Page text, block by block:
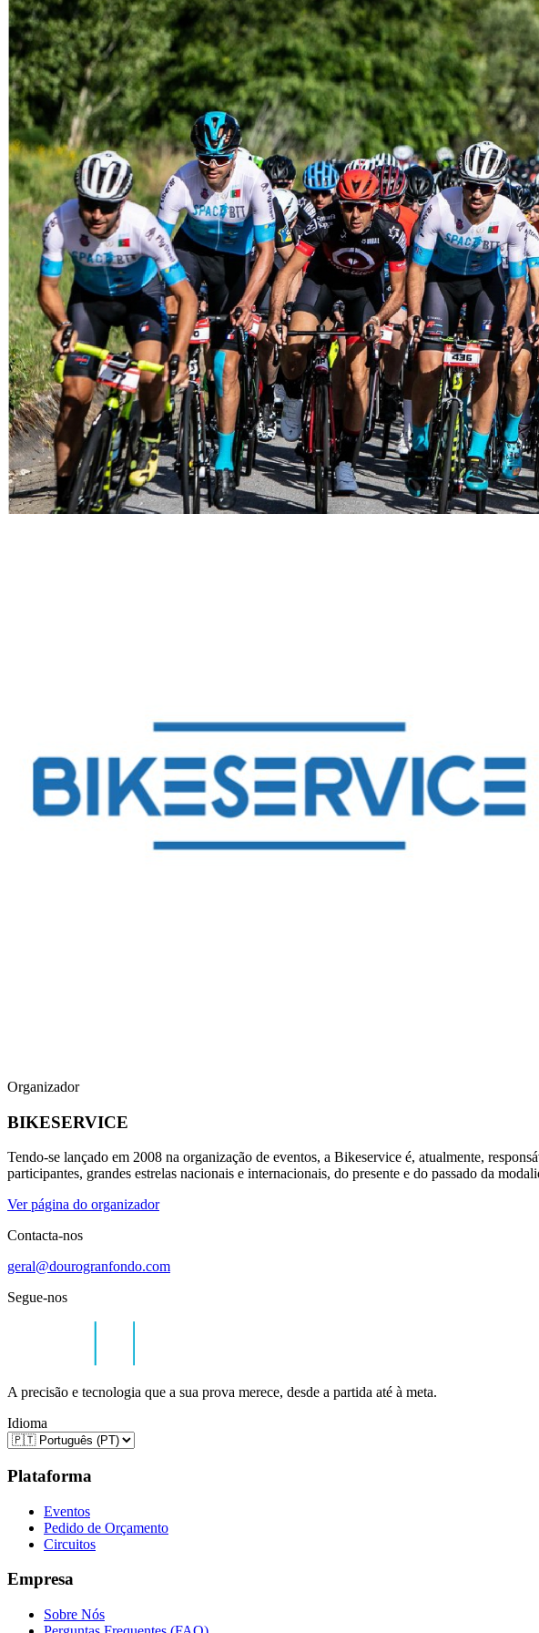
Organizador
BIKESERVICE
Tendo-se lançado em 2008 na organização de eventos, a Bikeservice é, atualmente,
participantes, grandes estrelas nacionais e internacionais, do presente e do passado da
Ver página do organizador
Contacta-nos
geral@dourogranfondo.com
Segue-nos
A precisão e tecnologia que a sua prova merece, desde a partida até à meta.
Idioma
Plataforma
Eventos
Pedido de Orçamento
Circuitos
Empresa
Sobre Nós